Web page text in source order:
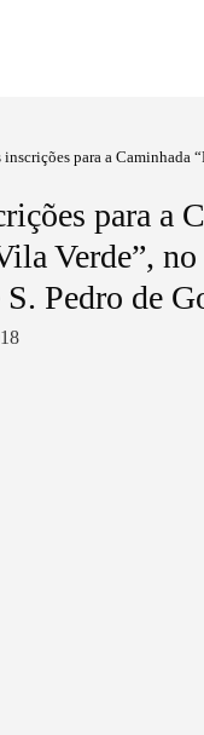
inscrições para a Caminhada
para a
Verde”,
Pedro de